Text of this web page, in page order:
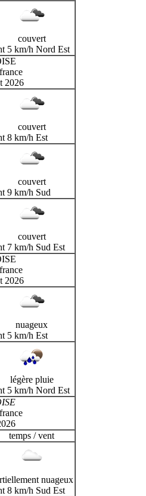
couvert
5 km/h Nord Est
2026
couvert
8 km/h Est
couvert
9 km/h Sud
couvert
7 km/h Sud Est
2026
nuageux
5 km/h Est
légère pluie
5 km/h Nord Est
temps / vent
nuageux
8 km/h Sud Est